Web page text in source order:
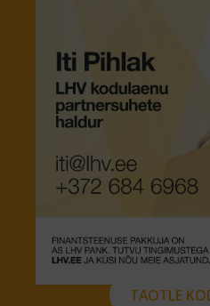
TAOTLE